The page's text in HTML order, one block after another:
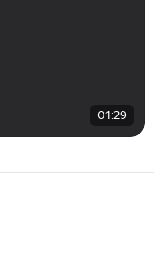
01:29